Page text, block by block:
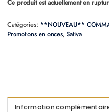
Ce produit est actuellement en
Catégories: **NOUVEAU**
Promotions en onces, Sativa
Information